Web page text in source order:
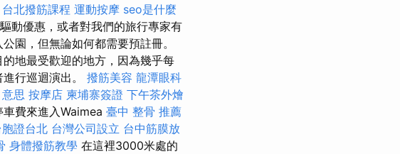
台北撥筋課程 運動按摩 seo是什麼
動優惠，或者對我們的旅行專家有
園，但無論如何都需要預註冊。
地最受歡迎的地方，因為幾乎每
行巡迴演出。 撥筋美容 龍潭眼科
思 按摩店 柬埔寨簽證 下午茶外燴
費來進入Waimea 臺中 整骨 推薦
胞證台北 台灣公司設立 台中筋膜放
身體撥筋教學 在這裡3000米處的